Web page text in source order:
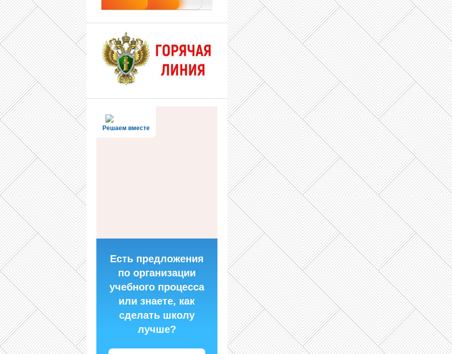
Решаем вместе
Есть предложения
по организации
учебного процесса
или знаете, как
сделать школу
лучше?